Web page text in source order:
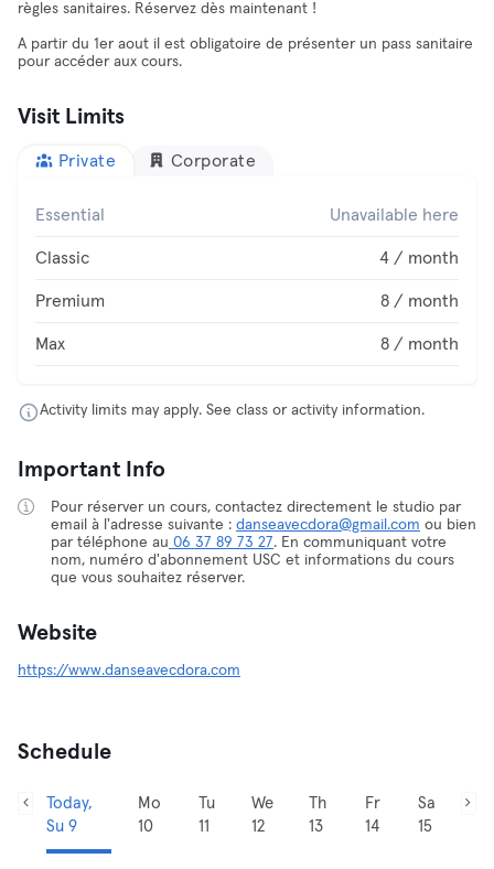
règles sanitaires. Réservez dès maintenant !
A partir du 1er aout il est obligatoire de présenter un pass sanitaire
pour accéder aux cours.
Visit Limits
Private Corporate
Essential Unavailable here
Classic 4 / month
Premium 8 / month
Max 8 / month
Activity limits may apply. See class or activity information.
Important Info
Pour réserver un cours, contactez directement le studio par
email à l'adresse suivante : danseavecdora@gmail.com ou bien
par téléphone au 06 37 89 73 27. En communiquant votre
nom, numéro d'abonnement USC et informations du cours
que vous souhaitez réserver.
Website
https://www.danseavecdora.com
Schedule
Today,
Su 9
Mo
10
Tu
11
We
12
Th
13
Fr
14
Sa
15